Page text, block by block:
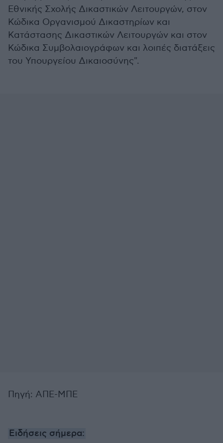
Εθνικής Σχολής Δικαστικών Λειτουργών, στον
Κώδικα Οργανισμού Δικαστηρίων και
Κατάστασης Δικαστικών Λειτουργών και στον
Κώδικα Συμβολαιογράφων και λοιπές διατάξεις
του Υπουργείου Δικαιοσύνης".
Πηγή: ΑΠΕ-ΜΠΕ
Ειδήσεις σήμερα: